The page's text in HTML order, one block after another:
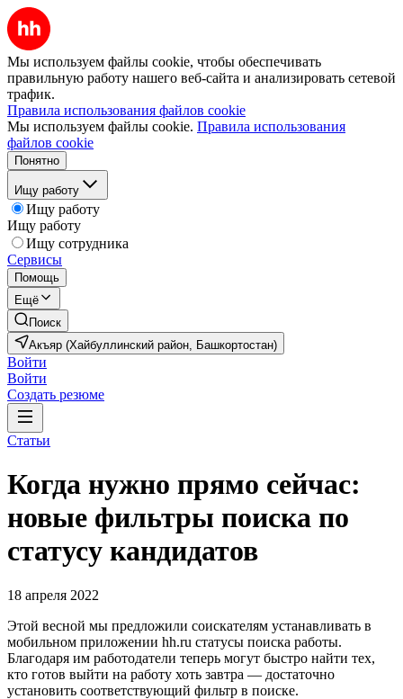
Мы используем файлы cookie, чтобы обеспечивать
правильную работу нашего веб-сайта и анализировать сетевой
трафик.
Правила использования файлов cookie
Мы используем файлы cookie. Правила использования
файлов cookie
Понятно
Ищу работу
Ищу работу
Ищу работу
Ищу сотрудника
Сервисы
Помощь
Ещё
Поиск
Акъяр (Хайбуллинский район, Башкортостан)
Войти
Войти
Создать резюме
Статьи
Когда нужно прямо сейчас:
новые фильтры поиска по
статусу кандидатов
18 апреля 2022
Этой весной мы предложили соискателям устанавливать в
мобильном приложении hh.ru статусы поиска работы.
Благодаря им работодатели теперь могут быстро найти тех,
кто готов выйти на работу хоть завтра — достаточно
установить соответствующий фильтр в поиске.